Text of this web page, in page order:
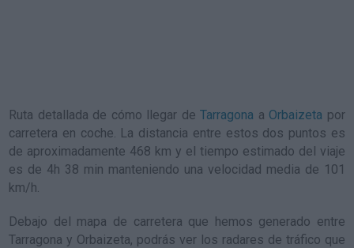
Ruta detallada de cómo llegar deTarragona a Orbaizeta por
carretera en coche. La distancia entre estos dos puntos es
de aproximadamente 468 km y el tiempo estimado del viaje
es de 4h 38 min manteniendo una velocidad media de 101
km/h.
Debajo del mapa de carretera que hemos generado entre
Tarragona y Orbaizeta, podrás ver los radares de tráfico que